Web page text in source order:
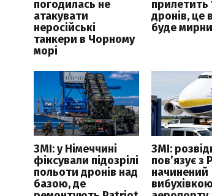
погодилась не
атакувати
неросійські
танкери в Чорному
морі
прилетить
дронів, це
буде
ЗМІ: у Німеччині
фіксували підозрілі
польоти дронів над
базою, де
ЗМІ:
пов’язує з
начинений